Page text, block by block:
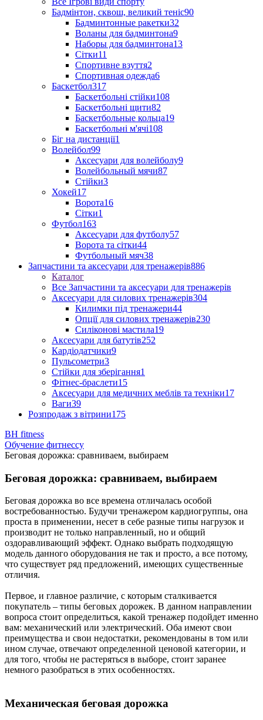
Бадмінтон, сквош, великий теніс90
Бадминтонные ракетки32
Воланы для бадминтона9
Наборы для бадминтона13
Сітки11
Спортивне взуття2
Спортивная одежда6
Баскетбол317
Баскетбольні стійки108
Баскетбольні щити82
Баскетбольные кольца19
Баскетбольні м'ячі108
Біг на дистанції1
Волейбол99
Аксесуари для волейболу9
Волейбольный мячи87
Стійки3
Хокей17
Ворота16
Сітки1
Футбол163
Аксесуари для футболу57
Ворота та сітки44
Футбольный мяч38
Запчастини та аксесуари для тренажерів886
Каталог
Все Запчастини та аксесуари для тренажерів
Аксесуари для силових тренажерів304
Килимки під тренажери44
Опції для силових тренажерів230
Силіконові мастила19
Аксесуари для батутів252
Кардіодатчики9
Пульсометри3
Стійки для зберігання1
Фітнес-браслети15
Аксесуари для медичних меблів та техніки17
Ваги39
Розпродаж з вітрини175
BH fitness
Обучение фитнессу
Беговая дорожка: сравниваем, выбираем
Беговая дорожка: сравниваем, выбираем
Беговая дорожка во все времена отличалась особой
востребованностью. Будучи тренажером кардиогруппы, она
проста в применении, несет в себе разные типы нагрузок и
производит не только направленный, но и общий
оздоравливающий эффект. Однако выбрать подходящую
модель данного оборудования не так и просто, а все потому,
что существует ряд предложений, имеющих существенные
отличия.
Первое, и главное различие, с которым сталкивается
покупатель – типы беговых дорожек. В данном направлении
вопроса стоит определиться, какой тренажер подойдет именно
вам: механический или электрический. Оба имеют свои
преимущества и свои недостатки, рекомендованы в том или
ином случае, отвечают определенной ценовой категории, и
для того, чтобы не растеряться в выборе, стоит заранее
немного разобраться в этих особенностях.
Механическая беговая дорожка